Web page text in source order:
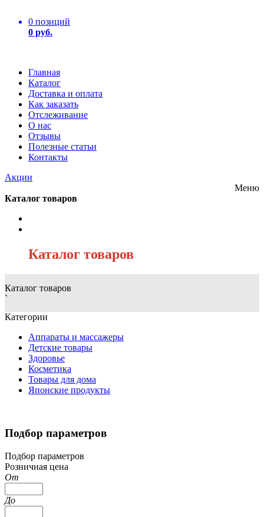
0 позиций
0 руб.
Главная
Каталог
Доставка и оплата
Как заказать
Отслеживание
О нас
Отзывы
Полезные статьи
Контакты
Акции
Меню
Каталог товаров
Каталог товаров
Каталог товаров
`
Категории
Аппараты и массажеры
Детские товары
Здоровье
Косметика
Товары для дома
Японские продукты
Подбор параметров
Подбор параметров
Розничная цена
От
До